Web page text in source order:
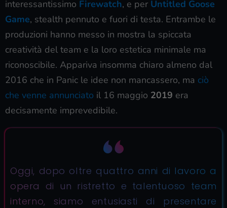
interessantissimo Firewatch, e per Untitled Goose
Game, stealth pennuto e fuori di testa. Entrambe le
produzioni hanno messo in mostra la spiccata
creatività del team e la loro estetica minimale ma
riconoscibile. Appariva insomma chiaro almeno dal
2016 che in Panic le idee non mancassero, ma ciò
che venne annunciato il 16 maggio 2019 era
decisamente imprevedibile.
Oggi, dopo oltre quattro anni di lavoro a
opera di un ristretto e talentuoso team
interno, siamo entusiasti di presentare